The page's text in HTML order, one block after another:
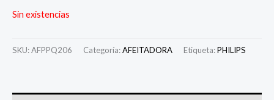
Sin existencias
SKU:AFPPQ206 Categoría:AFEITADORA Etiqueta:PHILIPS